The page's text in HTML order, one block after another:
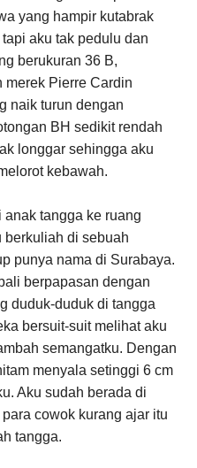
yang hampir kutabrak
tapi aku tak pedulu dan
berukuran 36 B,
merek Pierre Cardin
naik turun dengan
BH sedikit rendah
longgar sehingga aku
kebawah.
tangga ke ruang
berkuliah di sebuah
punya nama di Surabaya.
berpapasan dengan
duduk-duduk di tangga
bersuit-suit melihat aku
semangatku. Dengan
menyala setinggi 6 cm
Aku sudah berada di
cowok kurang ajar itu
tangga.